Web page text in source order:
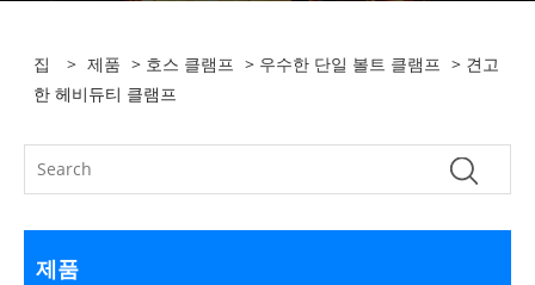
집 > 제품 > 호스 클램프 > 우수한 단일 볼트 클램프 > 견고
한 헤비듀티 클램프
제품